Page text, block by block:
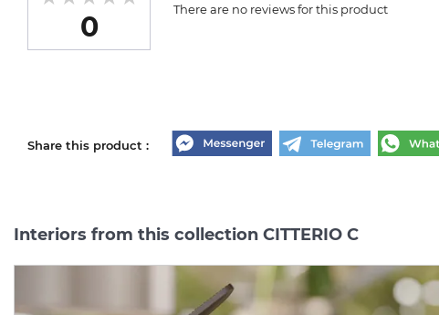
0
There are no reviews for this product
Share this product :
Interiors from this collection CITTERIO C